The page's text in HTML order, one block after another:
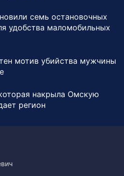
семь остановочных
удобства маломобильных
мотив убийства мужчины
накрыла Омскую
регион